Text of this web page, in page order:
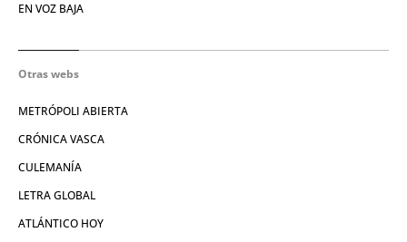
EN VOZ BAJA
Otras webs
METRÓPOLI ABIERTA
CRÓNICA VASCA
CULEMANÍA
LETRA GLOBAL
ATLÁNTICO HOY